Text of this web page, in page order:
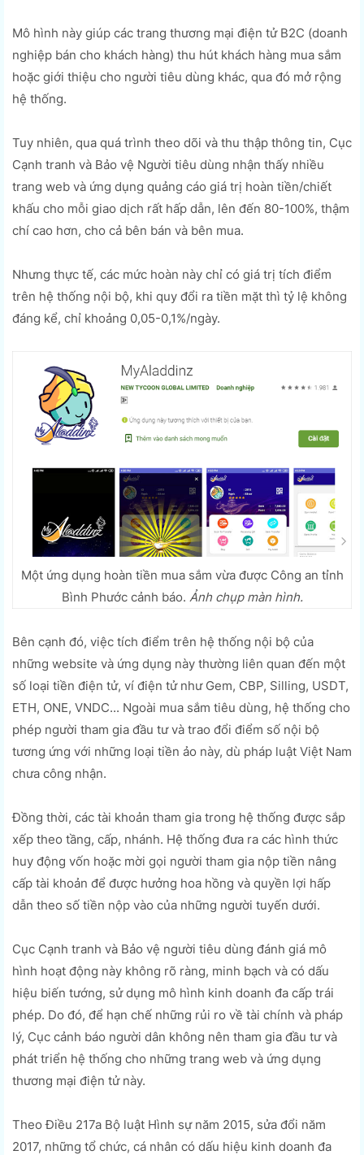
Mô hình này giúp các trang thương mại điện tử B2C (doanh
nghiệp bán cho khách hàng) thu hút khách hàng mua sắm
hoặc giới thiệu cho người tiêu dùng khác, qua đó mở rộng
hệ thống.
Tuy nhiên, qua quá trình theo dõi và thu thập thông tin, Cục
Cạnh tranh và Bảo vệ Người tiêu dùng nhận thấy nhiều
trang web và ứng dụng quảng cáo giá trị hoàn tiền/chiết
khấu cho mỗi giao dịch rất hấp dẫn, lên đến 80-100%, thậm
chí cao hơn, cho cả bên bán và bên mua.
Nhưng thực tế, các mức hoàn này chỉ có giá trị tích điểm
trên hệ thống nội bộ, khi quy đổi ra tiền mặt thì tỷ lệ không
đáng kể, chỉ khoảng 0,05-0,1%/ngày.
Một ứng dụng hoàn tiền mua sắm vừa được Công an tỉnh
Bình Phước cảnh báo. Ảnh chụp màn hình.
Bên cạnh đó, việc tích điểm trên hệ thống nội bộ của
những website và ứng dụng này thường liên quan đến một
số loại tiền điện tử, ví điện tử như Gem, CBP, Silling, USDT,
ETH, ONE, VNDC... Ngoài mua sắm tiêu dùng, hệ thống cho
phép người tham gia đầu tư và trao đổi điểm số nội bộ
tương ứng với những loại tiền ảo này, dù pháp luật Việt Nam
chưa công nhận.
Đồng thời, các tài khoản tham gia trong hệ thống được sắp
xếp theo tầng, cấp, nhánh. Hệ thống đưa ra các hình thức
huy động vốn hoặc mời gọi người tham gia nộp tiền nâng
cấp tài khoản để được hưởng hoa hồng và quyền lợi hấp
dẫn theo số tiền nộp vào của những người tuyến dưới.
Cục Cạnh tranh và Bảo vệ người tiêu dùng đánh giá mô
hình hoạt động này không rõ ràng, minh bạch và có dấu
hiệu biến tướng, sử dụng mô hình kinh doanh đa cấp trái
phép. Do đó, để hạn chế những rủi ro về tài chính và pháp
lý, Cục cảnh báo người dân không nên tham gia đầu tư và
phát triển hệ thống cho những trang web và ứng dụng
thương mại điện tử này.
Theo Điều 217a Bộ luật Hình sự năm 2015, sửa đổi năm
2017, những tổ chức, cá nhân có dấu hiệu kinh doanh đa